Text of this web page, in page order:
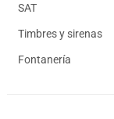
SAT
Timbres y sirenas
Fontanería